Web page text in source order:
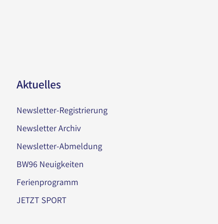
Aktuelles
Newsletter-Registrierung
Newsletter Archiv
Newsletter-Abmeldung
BW96 Neuigkeiten
Ferienprogramm
JETZT SPORT